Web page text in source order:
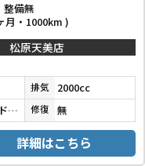
整備無
月・1000km )
松原天美店
排気 2000cc
メテオロイドグレーメタリック 修復 無
詳細はこちら